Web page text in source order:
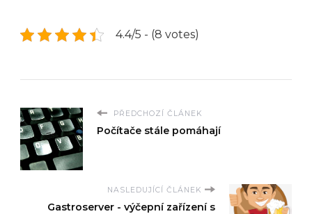
4.4/5 - (8 votes)
PŘEDCHOZÍ ČLÁNEK
Počítače stále pomáhají
NASLEDUJÍCÍ ČLÁNEK
Gastroserver - výčepní zařízení s